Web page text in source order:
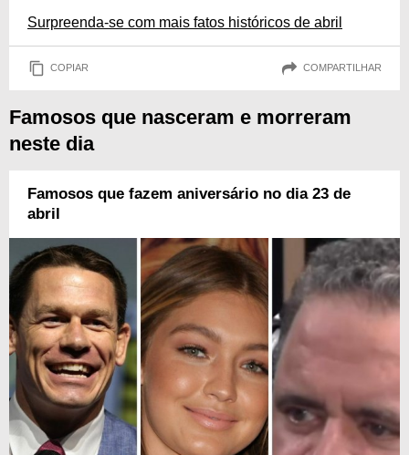
Surpreenda-se com mais fatos históricos de abril
COPIAR COMPARTILHAR
Famosos que nasceram e morreram
neste dia
Famosos que fazem aniversário no dia 23 de
abril